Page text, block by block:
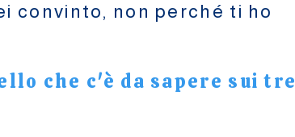
convinto, non perché ti ho
che c'è da sapere sui tre